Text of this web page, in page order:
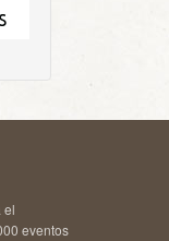
el
eventos